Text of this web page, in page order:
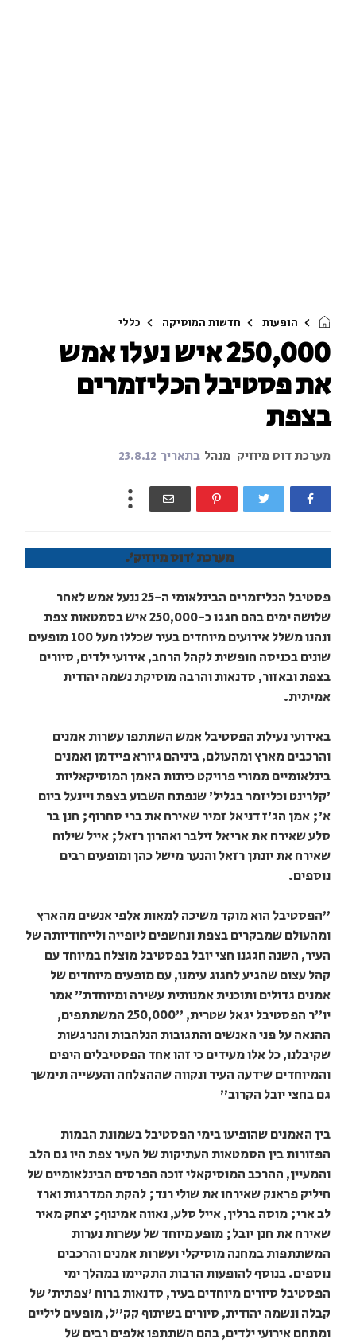
הופעות חדשות המוסיקה כללי
250,000 איש נעלו אמש
את פסטיבל הכליזמרים
בצפת
מערכת דוס מיוזיק מנהל בתאריך 23.8.12
מערכת 'דוס מיוזיק'.
פסטיבל הכליזמרים הבינלאומי ה-25 ננעל אמש לאחר
שלושה ימים בהם חגגו כ-250,000 איש בסמטאות צפת
ונהנו משלל אירועים מיוחדים בעיר שכללו מעל 100 מופעים
שונים בכניסה חופשית לקהל הרחב, אירועי ילדים, סיורים
בצפת ובאזור, סדנאות והרבה מוסיקת נשמה יהודית
אמיתית.
באירועי נעילת הפסטיבל אמש השתתפו עשרות אמנים
והרכבים מארץ ומהעולם, ביניהם גיורא פיידמן ואמנים
בינלאומיים ממורי פרויקט כיתות האמן המוסיקאליות
'קלרינט וכליזמר בגליל' שנפתח השבוע בצפת ויינעל ביום
א'; אמן הג'ז דניאל זמיר שאירח את ברי סחרוף; חנן בר
סלע שאירח את אריאל זילבר ואהרון רזאל; אייל שילוח
שאירח את יונתן רזאל והנער מישל כהן ומופעים רבים
נוספים.
"הפסטיבל הוא מוקד משיכה למאות אלפי אנשים מהארץ
ומהעולם שמבקרים בצפת ונחשפים ליופייה ולייחודיותה של
העיר, השנה חגגנו חצי יובל בפסטיבל מוצלח במיוחד עם
קהל עצום שהגיע לחגוג עימנו, עם מופעים מיוחדים של
אמנים גדולים ותוכנית אמנותית עשירה ומיוחדת" אמר
יו"ר הפסטיבל יגאל שטרית, "250,000 המשתתפים,
ההנאה על פני האנשים והתגובות הנלהבות והנרגשות
שקיבלנו, כל אלו מעידים כי זהו אחד הפסטיבלים היפים
והמיוחדים שידעה העיר ונקווה שההצלחה והעשייה תימשך
גם בחצי יובל הקרוב"
בין האמנים שהופיעו בימי הפסטיבל בשמונת הבמות
הפזורות בין הסמטאות העתיקות של העיר צפת היו גם הלב
והמעיין, ההרכב המוסיקאלי זוכה הפרסים הבינלאומיים של
חיליק פראנק שאירחו את שולי רנד; להקת המדרגות וארז
לב ארי; מוסה ברלין, אייל סלע, נאווה אמינוף; יצחק מאיר
שאירח את חנן יובל; מופע מיוחד של עשרות נערות
המשתתפות במחנה מוסיקלי ועשרות אמנים והרכבים
נוספים. בנוסף להופעות הרבות התקיימו במהלך ימי
הפסטיבל סיורים מיוחדים בעיר, סדנאות ברוח 'צפתית' של
קבלה ונשמה יהודית, סיורים בשיתוף קק"ל, מופעים ליליים
ומתחם אירועי ילדים, בהם השתתפו אלפים רבים של